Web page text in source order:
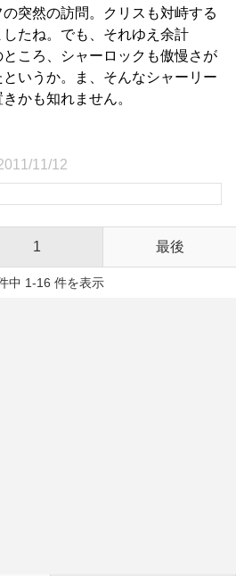
突然の訪問。クリスも対峙する
たね。でも、それゆえ余計
ころ、シャーロックも傲慢さが
というか。ま、そんなシャーリー
かも知れません。
11/12
1 最後
中 1-16 件を表示